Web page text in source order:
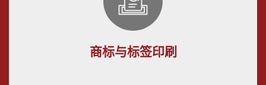
商标与标签印刷